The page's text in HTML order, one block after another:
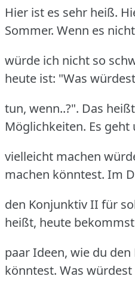
Hier ist es sehr heiß.
Sommer. Wenn es
würde ich nicht so
heute ist: "Was
tun, wenn..?". Das
Möglichkeiten. Es geht
vielleicht machen
machen könntest. Im
den Konjunktiv II für
heißt, heute
paar Ideen, wie du
könntest. Was